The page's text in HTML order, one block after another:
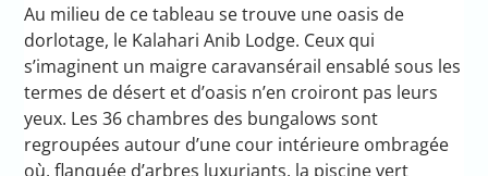
Au milieu de ce tableau se trouve une oasis de
dorlotage, le Kalahari Anib Lodge. Ceux qui
s’imaginent un maigre caravansérail ensablé sous les
termes de désert et d’oasis n’en croiront pas leurs
yeux. Les 36 chambres des bungalows sont
regroupées autour d’une cour intérieure ombragée
où, flanquée d’arbres luxuriants, la piscine vert